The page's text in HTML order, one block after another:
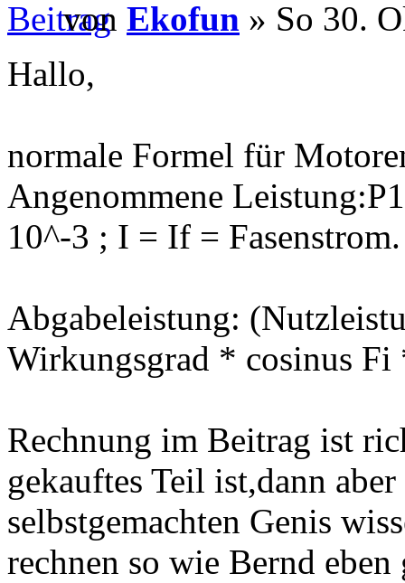
von Ekofun » So 30.
Hallo,
normale Formel für
Angenommene
10^-3 ; I = If = Fasenstrom.
Abgabeleistung:
Wirkungsgrad * cosinus
Rechnung im Beitrag ist
gekauftes Teil ist,dann
selbstgemachten Genis
rechnen so wie Bernd eben